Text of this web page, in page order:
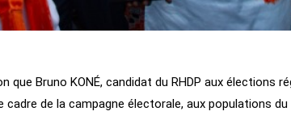
que Bruno KONÉ, candidat du RHDP aux élections
cadre de la campagne électorale, aux populations